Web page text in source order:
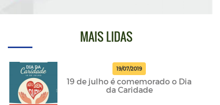
MAIS LIDAS
19/07/2019
19 de julho é comemorado o Dia
da Caridade